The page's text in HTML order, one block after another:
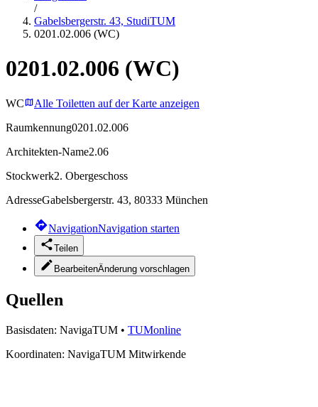
/
Gabelsbergerstr. 43, StudiTUM
0201.02.006 (WC)
0201.02.006 (WC)
WC
Alle Toiletten auf der Karte anzeigen
Raumkennung0201.02.006
Architekten-Name2.06
Stockwerk2. Obergeschoss
AdresseGabelsbergerstr. 43, 80333 München
NavigationNavigation starten
Teilen
BearbeitenÄnderung vorschlagen
Quellen
Basisdaten: NavigaTUM • TUMonline
Koordinaten: NavigaTUM Mitwirkende